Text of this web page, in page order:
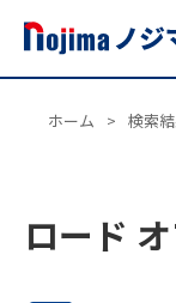
ホーム > 検索
ロード